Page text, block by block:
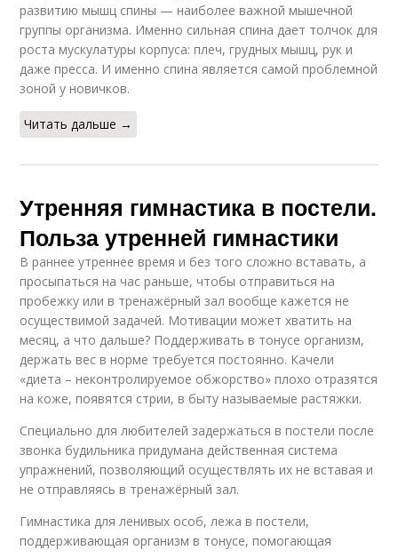
развитию мышц спины — наиболее важной мышечной
группы организма. Именно сильная спина дает толчок для
роста мускулатуры корпуса: плеч, грудных мышц, рук и
даже пресса. И именно спина является самой проблемной
зоной у новичков.
Читать дальше →
Утренняя гимнастика в постели.
Польза утренней гимнастики
В раннее утреннее время и без того сложно вставать, а
просыпаться на час раньше, чтобы отправиться на
пробежку или в тренажёрный зал вообще кажется не
осуществимой задачей. Мотивации может хватить на
месяц, а что дальше? Поддерживать в тонусе организм,
держать вес в норме требуется постоянно. Качели
«диета – неконтролируемое обжорство» плохо отразятся
на коже, появятся стрии, в быту называемые растяжки.
Специально для любителей задержаться в постели после
звонка будильника придумана действенная система
упражнений, позволяющий осуществлять их не вставая и
не отправляясь в тренажёрный зал.
Гимнастика для ленивых особ, лежа в постели,
поддерживающая организм в тонусе, помогающая